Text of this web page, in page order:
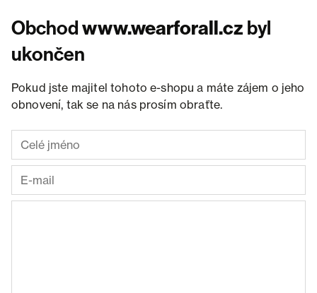
Obchodwww.wearforall.cz byl
ukončen
Pokud jste majitel tohoto e-shopu a máte zájem o jeho
obnovení, tak se na nás prosím obraťte.